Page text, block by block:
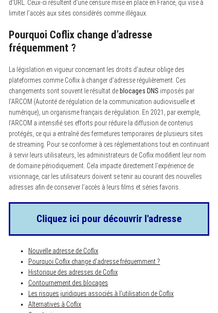
d’URL. Ceux-ci résultent d’une censure mise en place en France, qui vise à
limiter l’accès aux sites considérés comme illégaux.
Pourquoi Coflix change d’adresse
fréquemment ?
La législation en vigueur concernant les droits d’auteur oblige des
plateformes comme Coflix à changer d’adresse régulièrement. Ces
changements sont souvent le résultat de blocages DNS imposés par
l’ARCOM (Autorité de régulation de la communication audiovisuelle et
numérique), un organisme français de régulation. En 2021, par exemple,
l’ARCOM a intensifié ses efforts pour réduire la diffusion de contenus
protégés, ce qui a entraîné des fermetures temporaires de plusieurs sites
de streaming. Pour se conformer à ces réglementations tout en continuant
à servir leurs utilisateurs, les administrateurs de Coflix modifient leur nom
de domaine périodiquement. Cela impacte directement l’expérience de
visionnage, car les utilisateurs doivent se tenir au courant des nouvelles
adresses afin de conserver l’accès à leurs films et séries favoris.
Cliquez ici pour découvrir l'adresse
Nouvelle adresse de Coflix
Pourquoi Coflix change d’adresse fréquemment ?
Historique des adresses de Coflix
Contournement des blocages
Les risques juridiques associés à l’utilisation de Coflix
Alternatives à Coflix